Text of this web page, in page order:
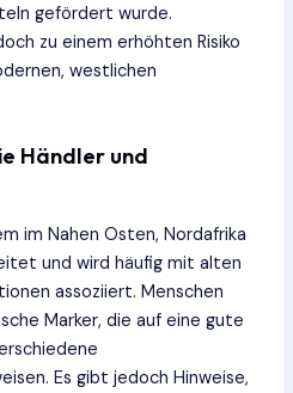
gefördert wurde.
zu einem erhöhten Risiko
westlichen
Händler und
im Nahen Osten, Nordafrika
und wird häufig mit alten
assoziiert. Menschen
Marker, die auf eine gute
Es gibt jedoch Hinweise,